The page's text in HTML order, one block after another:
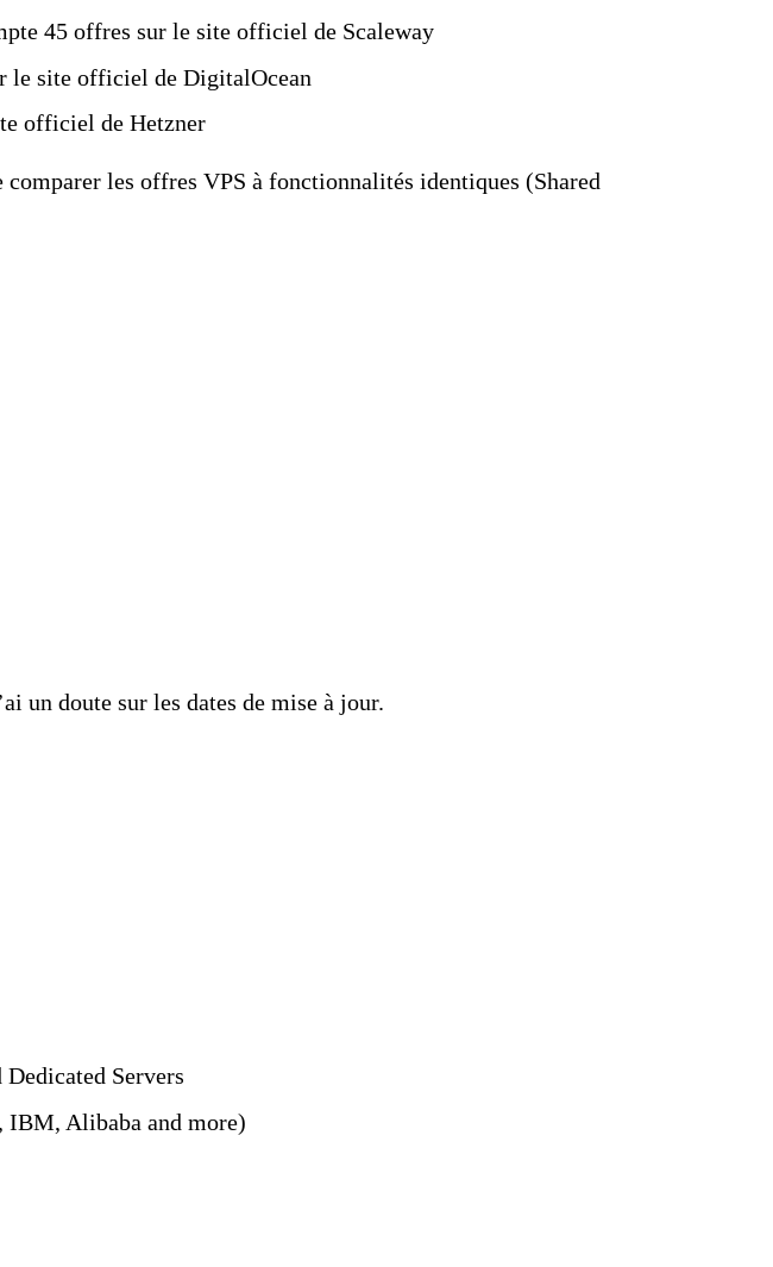
45 offres sur le site officiel de Scaleway
le site officiel de DigitalOcean
officiel de Hetzner
les offres VPS à fonctionnalités identiques (Shared
un doute sur les dates de mise à jour.
Servers
IBM, Alibaba and more)